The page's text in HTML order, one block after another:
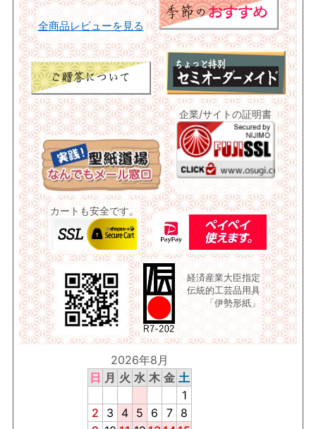
全商品レビューを見る
企業/サイトの証明書
カートも安全です。
経済産業大臣指定
伝統的工芸品用具
「伊勢形紙」
2026年8月
日 月 火 水 木 金 土
1
2
3 4 5 6 7
8